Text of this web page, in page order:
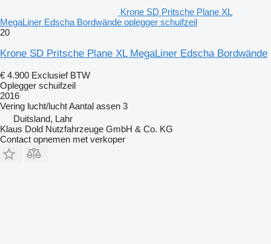
Krone SD Pritsche Plane XL
MegaLiner Edscha Bordwände oplegger schuifzeil
20
Krone SD Pritsche Plane XL MegaLiner Edscha Bordwände
€ 4.900 Exclusief BTW
Oplegger schuifzeil
2016
Vering lucht/luchtAantal assen 3
Duitsland, Lahr
Klaus Dold Nutzfahrzeuge GmbH & Co. KG
Contact opnemen met verkoper